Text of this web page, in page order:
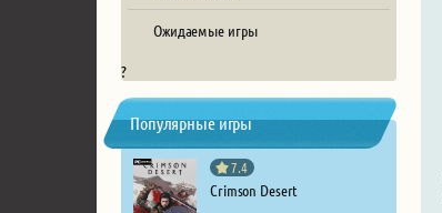
Ожидаемые игры
?
Популярные игры
7.4
Crimson Desert